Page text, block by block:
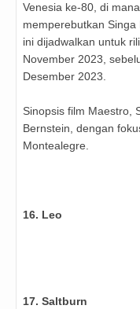
Venesia ke-80, di
memperebutkan
ini dijadwalkan untuk
November 2023,
Desember 2023.
Sinopsis film Maestro,
Bernstein, dengan
Montealegre.
16. Leo
17. Saltburn